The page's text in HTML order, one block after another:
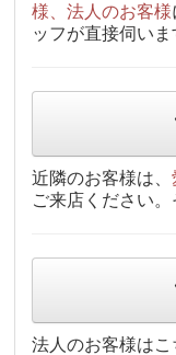
様、法人のお客様
ッフが直接伺いま
近隣のお客様は、
ご来店ください。
法人のお客様はこ